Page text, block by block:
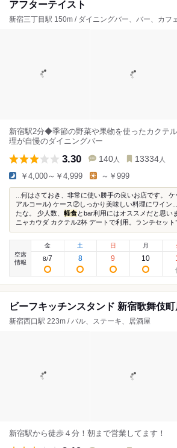
アフターテイスト
新宿三丁目駅 150m / ダイニングバー、バー、カフ
新宿駅2分◆季節の野菜や果物を使ったカクテ
理が自慢のダイニングバー
3.30 140 人 13334 人
￥4,000～￥4,999 ～￥999
...何はさておき、非常に使い勝手の良いお店です。
アルコール) ケース②しっかり美味しい料理にワイン
たな。 少人数、 軽食とbar利用にはオススメだと思い
ニャカウダ カクテル2杯 デートで利用。ランチセット
空席
情報
金
8/7
土
8
日
9
月
10
ビーフキッチンスタンド 新宿歌舞伎町
新宿西口駅 223m / バル、ステーキ、居酒屋
新宿駅から徒歩４分！朝まで営業してます！